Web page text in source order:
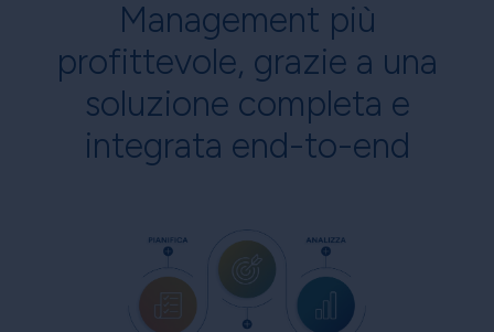
Management più
profittevole, grazie a una
soluzione completa e
integrata end-to-end